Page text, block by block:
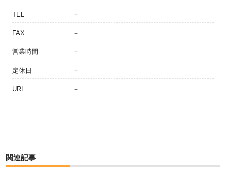
TEL －
FAX －
営業時間 －
定休日 －
URL －
関連記事